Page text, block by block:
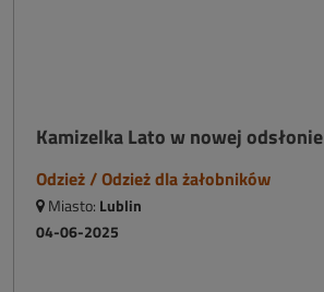
Kamizelka Lato w nowej odsłonie
Odzież / Odzież dla żałobników
Miasto: Lublin
04-06-2025